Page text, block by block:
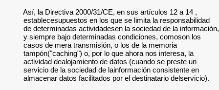
Así, la Directiva 2000/31/CE, en sus artículos 12 a 14 ,
establecesupuestos en los que se limita la responsabilidad
de determinadas actividadesen la sociedad de la información,
y siempre bajo determinadas condiciones, comoson los
casos de mera transmisión, o los de la memoria
tampón("caching") o, por lo que ahora nos interesa, la
actividad dealojamiento de datos (cuando se preste un
servicio de la sociedad de lainformación consistente en
almacenar datos facilitados por el destinatario delservicio).